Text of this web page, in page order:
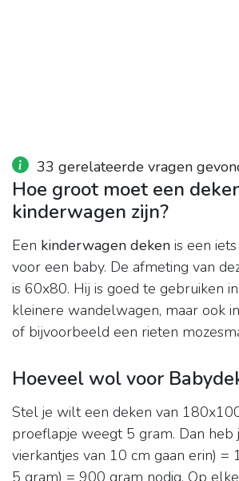
33 gerelateerde vragen
Hoe groot moet een
kinderwagen zijn?
Een kinderwagen deken is een
voor een baby. De afmeting van
is 60x80. Hij is goed te gebruiken
kleinere wandelwagen, maar ook
of bijvoorbeeld een rieten
Hoeveel wol voor
Stel je wilt een deken van
proeflapje weegt 5 gram. Dan
vierkantjes van 10 cm gaan erin) =
5 gram) = 900 gram nodig. Op